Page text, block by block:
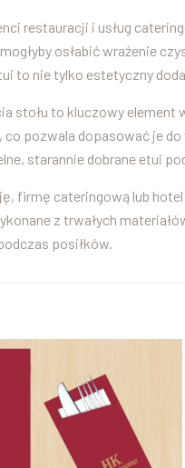
restauracji i usług
osłabić wrażenie
to nie tylko estetyczny
stołu to kluczowy
co pozwala dopasować je
starannie dobrane etui
firmę cateringową lub
z trwałych
posiłków.